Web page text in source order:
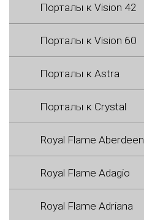
Порталы к Vision 42
Порталы к Vision 60
Порталы к Astra
Порталы к Crystal
Royal Flame Aberdeen
Royal Flame Adagio
Royal Flame Adriana